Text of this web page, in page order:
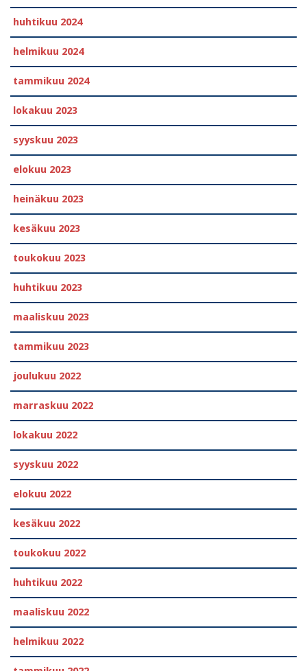
huhtikuu 2024
helmikuu 2024
tammikuu 2024
lokakuu 2023
syyskuu 2023
elokuu 2023
heinäkuu 2023
kesäkuu 2023
toukokuu 2023
huhtikuu 2023
maaliskuu 2023
tammikuu 2023
joulukuu 2022
marraskuu 2022
lokakuu 2022
syyskuu 2022
elokuu 2022
kesäkuu 2022
toukokuu 2022
huhtikuu 2022
maaliskuu 2022
helmikuu 2022